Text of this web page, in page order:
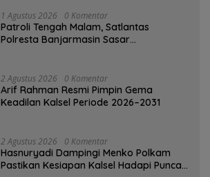
1 Agustus 2026 0 Komentar
Patroli Tengah Malam, Satlantas
Polresta Banjarmasin Sasar
2 Agustus 2026 0 Komentar
Arif Rahman Resmi Pimpin Gema
Keadilan Kalsel Periode 2026–2031
2 Agustus 2026 0 Komentar
Hasnuryadi Dampingi Menko Polkam
Pastikan Kesiapan Kalsel Hadapi Puncak